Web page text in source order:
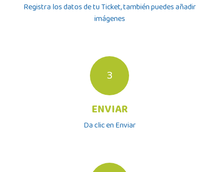
Registra los datos de tu Ticket, también puedes añadir
imágenes
3
ENVIAR
Da clic en Enviar